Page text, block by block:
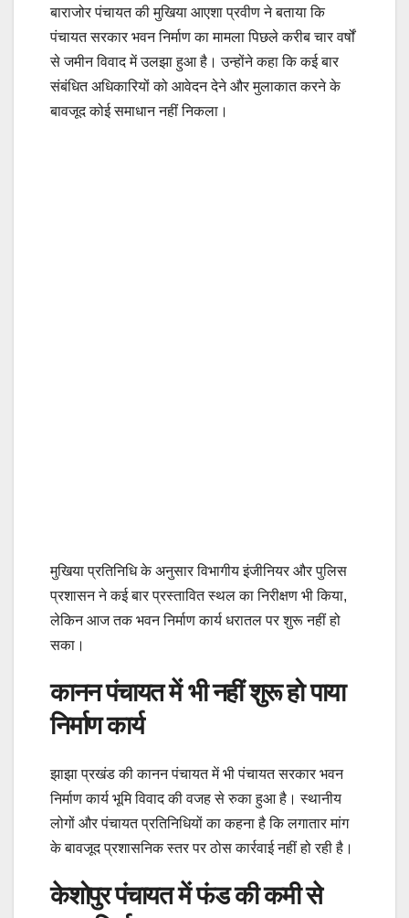
बाराजोर पंचायत की मुखिया आएशा प्रवीण ने बताया कि
पंचायत सरकार भवन निर्माण का मामला पिछले करीब चार वर्षों
से जमीन विवाद में उलझा हुआ है। उन्होंने कहा कि कई बार
संबंधित अधिकारियों को आवेदन देने और मुलाकात करने के
बावजूद कोई समाधान नहीं निकला।
मुखिया प्रतिनिधि के अनुसार विभागीय इंजीनियर और पुलिस
प्रशासन ने कई बार प्रस्तावित स्थल का निरीक्षण भी किया,
लेकिन आज तक भवन निर्माण कार्य धरातल पर शुरू नहीं हो
सका।
कानन पंचायत में भी नहीं शुरू हो पाया
निर्माण कार्य
झाझा प्रखंड की कानन पंचायत में भी पंचायत सरकार भवन
निर्माण कार्य भूमि विवाद की वजह से रुका हुआ है। स्थानीय
लोगों और पंचायत प्रतिनिधियों का कहना है कि लगातार मांग
के बावजूद प्रशासनिक स्तर पर ठोस कार्रवाई नहीं हो रही है।
केशोपुर पंचायत में फंड की कमी से